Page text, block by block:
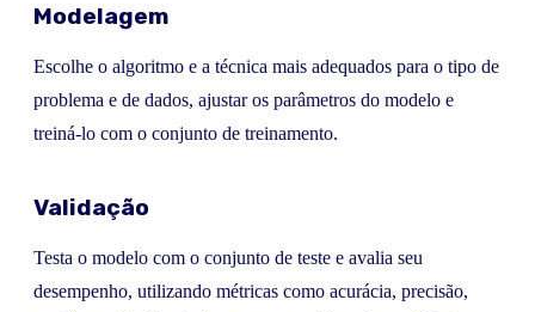
Modelagem
Escolhe o algoritmo e a técnica mais adequados para o tipo de
problema e de dados, ajustar os parâmetros do modelo e
treiná-lo com o conjunto de treinamento.
Validação
Testa o modelo com o conjunto de teste e avalia seu
desempenho, utilizando métricas como acurácia, precisão,